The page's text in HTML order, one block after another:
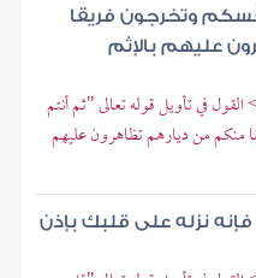
وتخرجون فريقا
عليهم بالإثم
في تأويل قوله تعالى "ثم أنتم
منكم من ديارهم تظاهرون عليهم
نزله على قلبك بإذن